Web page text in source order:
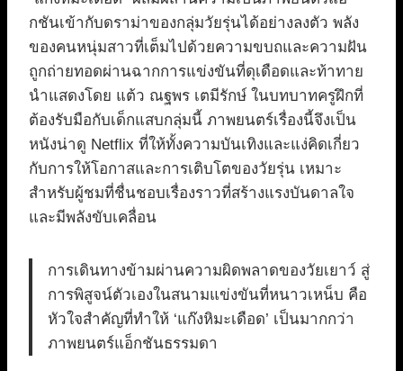
กชันเข้ากับดราม่าของกลุ่มวัยรุ่นได้อย่างลงตัว พลัง
ของคนหนุ่มสาวที่เต็มไปด้วยความขบถและความฝัน
ถูกถ่ายทอดผ่านฉากการแข่งขันที่ดุเดือดและท้าทาย
นำแสดงโดย แต้ว ณฐพร เตมีรักษ์ ในบทบาทครูฝึกที่
ต้องรับมือกับเด็กแสบกลุ่มนี้ ภาพยนตร์เรื่องนี้จึงเป็น
หนังน่าดู Netflix ที่ให้ทั้งความบันเทิงและแง่คิดเกี่ยว
กับการให้โอกาสและการเติบโตของวัยรุ่น เหมาะ
สำหรับผู้ชมที่ชื่นชอบเรื่องราวที่สร้างแรงบันดาลใจ
และมีพลังขับเคลื่อน
การเดินทางข้ามผ่านความผิดพลาดของวัยเยาว์ สู่
การพิสูจน์ตัวเองในสนามแข่งขันที่หนาวเหน็บ คือ
หัวใจสำคัญที่ทำให้ ‘แก๊งหิมะเดือด’ เป็นมากกว่า
ภาพยนตร์แอ็กชันธรรมดา